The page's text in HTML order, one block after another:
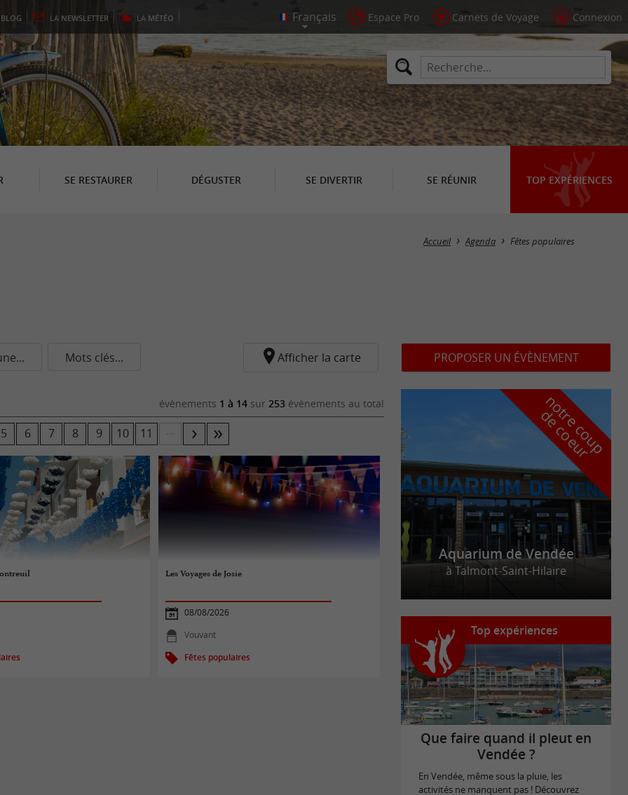
BLOG LA NEWSLETTER LA MÉTÉO Espace Pro Carnets de Voyage Connexion
SE RESTAURER DÉGUSTER SE DIVERTIR SE RÉUNIR TOP EXPÉRIENCES
Masquer la carte
Accueil Agenda Fêtes populaires
Mots clés... Afficher la carte
évènements 1 à 14 sur 253 évènements au total
5 6 7 8 9 10 11
Les Voyages de Josie
08/08/2026
Vouvant
Fêtes populaires
PROPOSER UN ÉVÈNEMENT
n
o
t
r
e
c
o
u
p
d
e
c
o
e
u
r
Aquarium de Vendée
à Talmont-Saint-Hilaire
Top expériences
Que faire quand il pleut en
Vendée ?
En Vendée, même sous la pluie, les
activités ne manquent pas ! Découvrez